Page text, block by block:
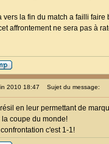
vers la fin du match a failli
affrontement ne sera pas à
2010 18:47 Sujet du message:
en leur permettant de
coupe du monde!
c'est 1-1!